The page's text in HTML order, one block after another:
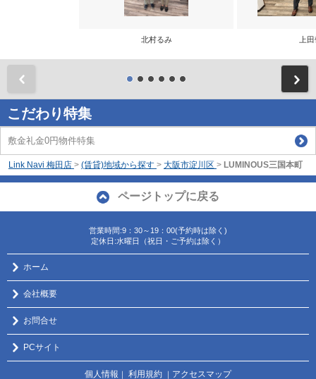
北村るみ 上
こだわり特集
敷金礼金0円物件特集
Link Navi 梅田店 > (賃貸)地域から探す > 大阪市淀川区 > LUMINOUS三国本町
ページトップに戻る
営業時間:9：30～19：00(予約時は除く)
定休日:水曜日（祝日・ご予約は除く）
ホーム
会社概要
お問合せ
PCサイト
個人情報 利用規約 アクセスマップ